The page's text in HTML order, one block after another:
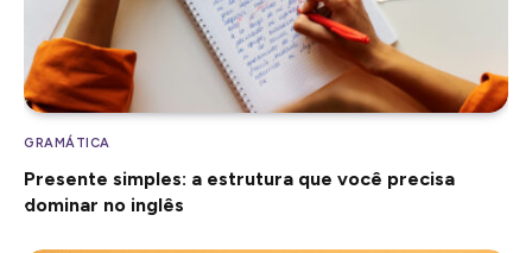
GRAMÁTICA
Presente simples: a estrutura que você precisa
dominar no inglês